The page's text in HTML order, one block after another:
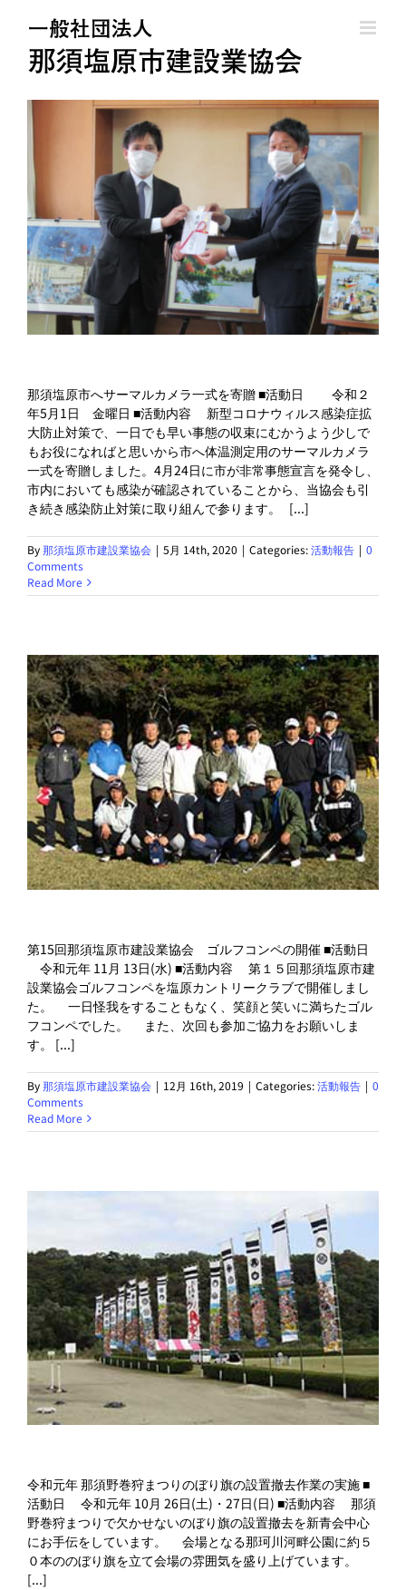
content
那須塩原市へサーマルカメラ一式を寄贈 ■活動日 令和２
年5月1日 金曜日 ■活動内容 新型コロナウィルス感染症拡
大防止対策で、一日でも早い事態の収束にむかうよう少しで
もお役になればと思いから市へ体温測定用のサーマルカメラ
一式を寄贈しました。4月24日に市が非常事態宣言を発令し、
市内においても感染が確認されていることから、当協会も引
き続き感染防止対策に取り組んで参ります。 [...]
By那須塩原市建設業協会 | 5月 14th, 2020 | Categories:活動報告 | 0
Comments
Read More
第15回那須塩原市建設業協会 ゴルフコンペの開催 ■活動日
令和元年 11月 13日(水) ■活動内容 第１５回那須塩原市建
設業協会ゴルフコンペを塩原カントリークラブで開催しまし
た。 一日怪我をすることもなく、笑顔と笑いに満ちたゴル
フコンペでした。 また、次回も参加ご協力をお願いしま
す。 [...]
By那須塩原市建設業協会 | 12月 16th, 2019 | Categories:活動報告 | 0
Comments
Read More
令和元年 那須野巻狩まつりのぼり旗の設置撤去作業の実施 ■
活動日 令和元年 10月 26日(土)・27日(日) ■活動内容 那須
野巻狩まつりで欠かせないのぼり旗の設置撤去を新青会中心
にお手伝をしています。 会場となる那珂川河畔公園に約５
０本ののぼり旗を立て会場の雰囲気を盛り上げています。
[...]